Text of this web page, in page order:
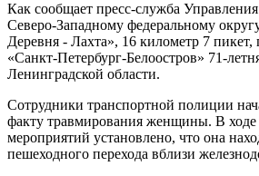
Как сообщает пресс-служба
Северо-Западному федеральному
Деревня - Лахта», 16 километр 7 пикет,
«Санкт-Петербург-Белоостров» 71-
Ленинградской области.
Сотрудники транспортной полиции
факту травмирования женщины. В
мероприятий установлено, что она
пешеходного перехода вблизи